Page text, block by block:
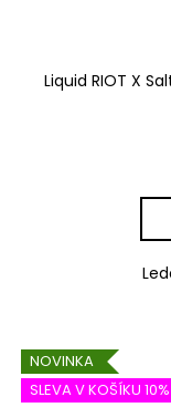
Liquid RIOT X
NOVINKA
SLEVA V KOŠÍKU 10%